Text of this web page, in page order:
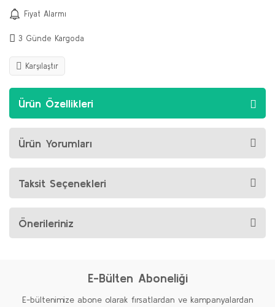
Fiyat Alarmı
3 Günde Kargoda
Karşılaştır
Ürün Özellikleri
Ürün Yorumları
Taksit Seçenekleri
Önerileriniz
E-Bülten Aboneliği
E-bültenimize abone olarak fırsatlardan ve kampanyalardan